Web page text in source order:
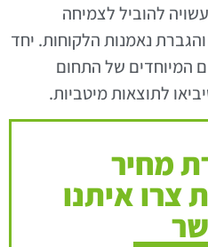
להוביל לצמיחה
נאמנות הלקוחות. יחד
המיוחדים של התחום
לתוצאות מיטביות.
מחיר
צרו איתנו